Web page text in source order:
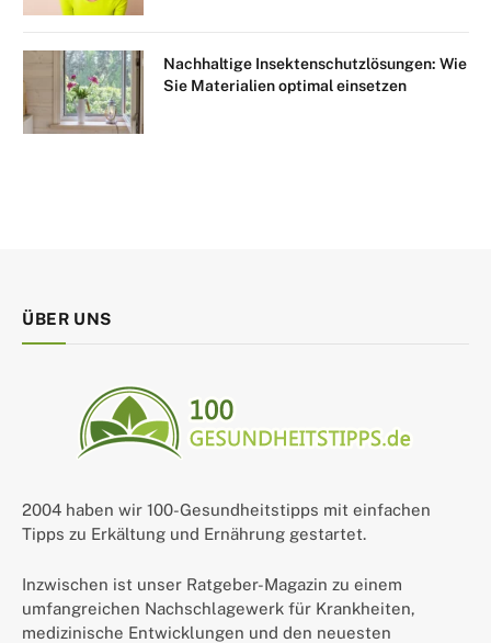
Nachhaltige Insektenschutzlösungen: Wie
Sie Materialien optimal einsetzen
ÜBER UNS
2004 haben wir 100-Gesundheitstipps mit einfachen
Tipps zu Erkältung und Ernährung gestartet.
Inzwischen ist unser Ratgeber-Magazin zu einem
umfangreichen Nachschlagewerk für Krankheiten,
medizinische Entwicklungen und den neuesten